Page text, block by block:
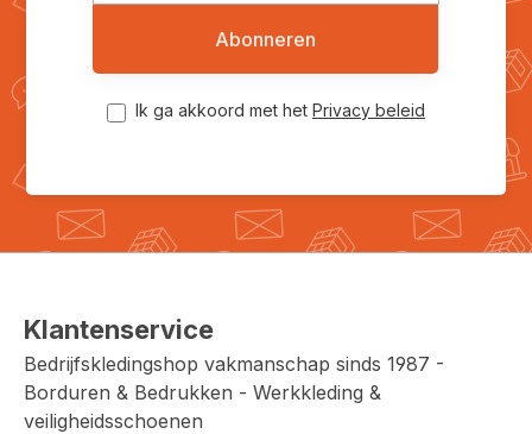
Abonneren
Ik ga akkoord met het Privacy beleid
Klantenservice
Bedrijfskledingshop vakmanschap sinds 1987 -
Borduren & Bedrukken - Werkkleding &
veiligheidsschoenen